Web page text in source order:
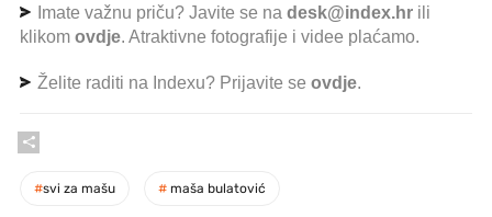
Imate važnu priču? Javite se na desk@index.hr ili
klikom ovdje. Atraktivne fotografije i videe plaćamo.
Želite raditi na Indexu? Prijavite se ovdje.
#svi za mašu # maša bulatović